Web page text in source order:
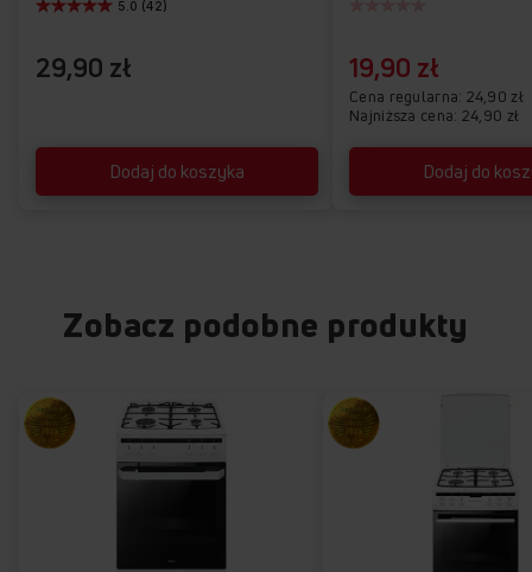
29,90 zł
Dodaj do koszyka
5.0 (42)
19,90 zł
Cena regularna 24,90 zł
Najniższa cena: 24,90 zł
Dodaj do
Zobacz podobne produkty